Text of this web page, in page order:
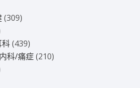
(309)
科(439)
科/痛症(210)